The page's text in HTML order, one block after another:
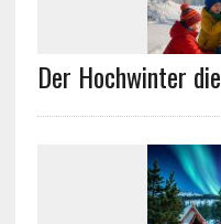
Der Hochwinter